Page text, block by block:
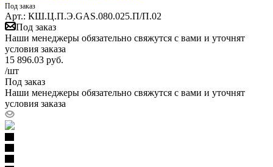
Под заказ
Арт.: КШ.Ц.П.Э.GAS.080.025.П/П.02
Под заказ
Наши менеджеры обязательно свяжутся с вами и уточнят
условия заказа
15 896.03 руб.
/шт
Под заказ
Наши менеджеры обязательно свяжутся с вами и уточнят
условия заказа